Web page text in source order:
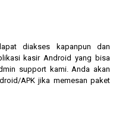
diakses kapanpun dan
kasir Android yang bisa
support kami. Anda akan
APK jika memesan paket